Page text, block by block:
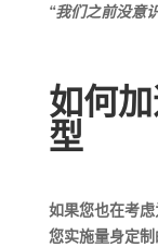
“我们之前没意
如何
型
如果您也在考
您实施量身定